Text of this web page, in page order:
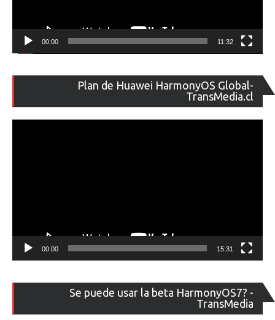
00:00 11:32
Plan de Huawei HarmonyOS Global-
TransMedia.cl
de
00:00 15:31
Se puede usar la beta HarmonyOS7? -
TransMedia
de